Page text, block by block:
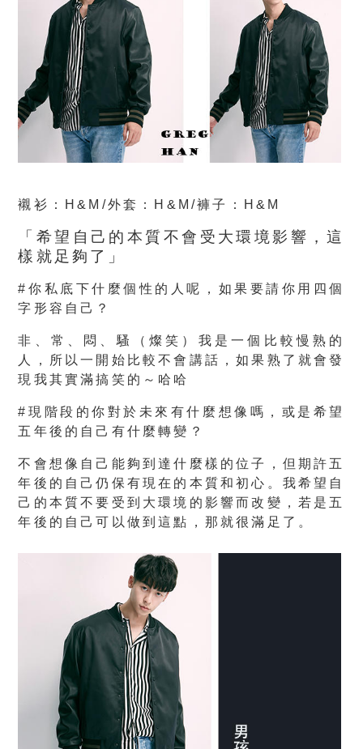
襯衫：H&M/外套：H&M/褲子：H&M
「希望自己的本質不會受大環境影響，這
樣就足夠了」
#你私底下什麼個性的人呢，如果要請你用四個
字形容自己？
非、常、悶、騷（燦笑）我是一個比較慢熟的
人，所以一開始比較不會講話，如果熟了就會發
現我其實滿搞笑的～哈哈
#現階段的你對於未來有什麼想像嗎，或是希望
五年後的自己有什麼轉變？
不會想像自己能夠到達什麼樣的位子，但期許五
年後的自己仍保有現在的本質和初心。我希望自
己的本質不要受到大環境的影響而改變，若是五
年後的自己可以做到這點，那就很滿足了。